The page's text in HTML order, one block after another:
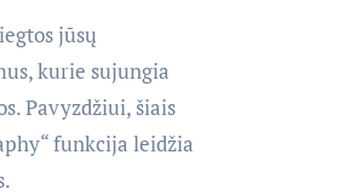
jūsų
kurie sujungia
Pavyzdžiui, šiais
funkcija leidžia